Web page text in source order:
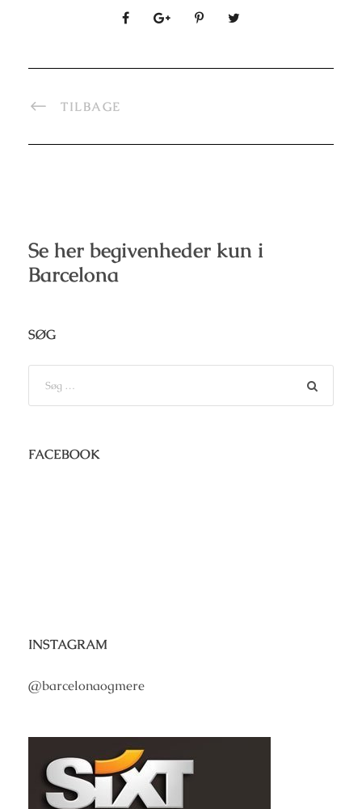
TILBAGE
Se her begivenheder kun i
Barcelona
SØG
FACEBOOK
INSTAGRAM
@barcelonaogmere